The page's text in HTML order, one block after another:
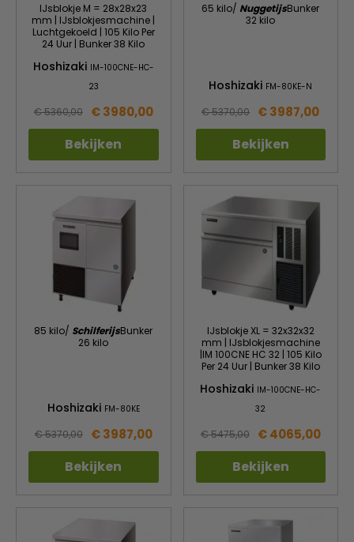
IJsblokje M = 28x28x23
mm | IJsblokjesmachine |
Luchtgekoeld | 105 Kilo Per
24 Uur | Bunker 38 Kilo
Hoshizaki IM-100CNE-HC-
23
€ 5360,00 € 3980,00
Bekijken
65 kilo/ NuggetijsBunker
32 kilo
Hoshizaki FM-80KE-N
€ 5370,00 € 3987,00
Bekijken
85 kilo/ SchilferijsBunker
26 kilo
Hoshizaki FM-80KE
€ 5370,00 € 3987,00
Bekijken
IJsblokje XL = 32x32x32
mm | IJsblokjesmachine
|IM 100CNE HC 32 | 105 Kilo
Per 24 Uur | Bunker 38 Kilo
Hoshizaki IM-100CNE-HC-
32
€ 5475,00 € 4065,00
Bekijken